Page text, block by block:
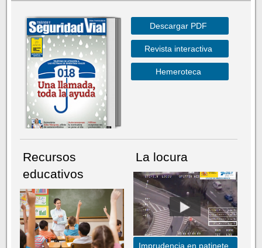
Descargar PDF
Revista interactiva
Hemeroteca
Recursos
educativos
La locura
Imprudencia en patinete